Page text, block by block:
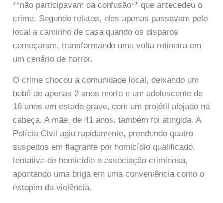
**não participavam da confusão** que antecedeu o
crime. Segundo relatos, eles apenas passavam pelo
local a caminho de casa quando os disparos
começaram, transformando uma volta rotineira em
um cenário de horror.
O crime chocou a comunidade local, deixando um
bebê de apenas 2 anos morto e um adolescente de
16 anos em estado grave, com um projétil alojado na
cabeça. A mãe, de 41 anos, também foi atingida. A
Polícia Civil agiu rapidamente, prendendo quatro
suspeitos em flagrante por homicídio qualificado,
tentativa de homicídio e associação criminosa,
apontando uma briga em uma conveniência como o
estopim da violência.